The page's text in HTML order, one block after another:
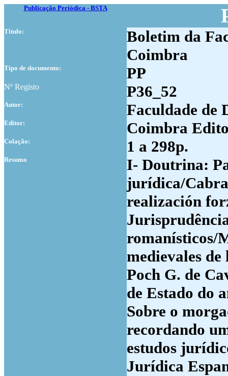
Publicação Periódica - BSTA
Titulo:
Boletim da
Coimbra
Tipo de documento: PP
Nº Registo P36_52
Autor: Faculdade de
Editor: Coimbra
Colação: 1 a 298p.
Resumo
I- Doutrina:
jurídica/
realización
romanísticos/
medievales
Poch G. de
de Estado do
Sobre o
recordando
estudos
Jurídica